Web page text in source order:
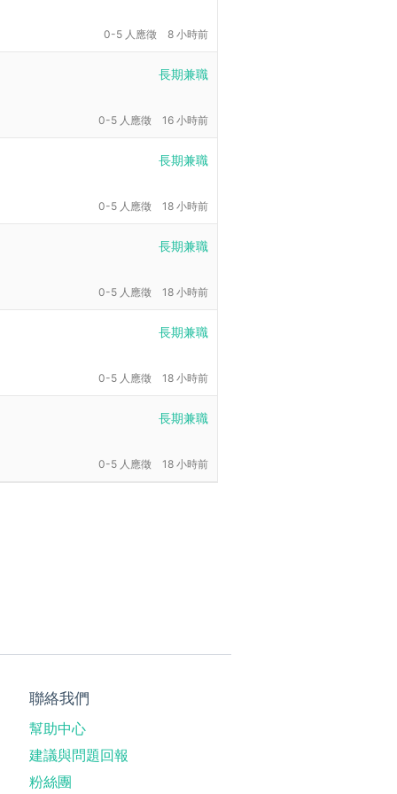
0-5 人應徵 8 小時前
長期兼職
0-5 人應徵 16 小時前
長期兼職
0-5 人應徵 18 小時前
長期兼職
0-5 人應徵 18 小時前
長期兼職
0-5 人應徵 18 小時前
長期兼職
0-5 人應徵 18 小時前
聯絡我們
幫助中心
建議與問題回報
粉絲團